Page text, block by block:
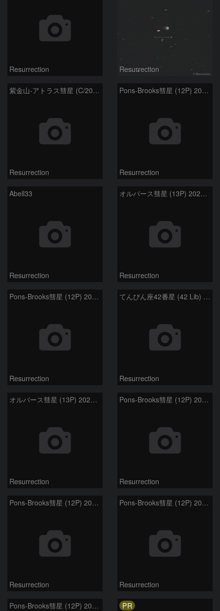
Resurrection Resurrection
紫金山-アトラス彗星 (C/2023 A3) 2024.4.10
Resurrection
Pons-Brooks彗星 (12P) 2024.4.7
Resurrection
Abell33
Resurrection
オルバース彗星 (13P) 2024.4.1
Resurrection
Pons-Brooks彗星 (12P) 2024.4.1
Resurrection
てんびん座42番星 (42 Lib) 星食出現 2024.3.30
Resurrection
オルバース彗星 (13P) 2024.3.29
Resurrection
Pons-Brooks彗星 (12P) 2024.3.29
Resurrection
Pons-Brooks彗星 (12P) 2024.3.23
Resurrection
Pons-Brooks彗星 (12P) 2024.3.22
Resurrection
Pons-Brooks彗星 (12P) 2024.3.21 PR